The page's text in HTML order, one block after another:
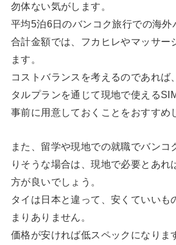
勿体ない気がします。
平均5泊6日のバンコク旅行での海外
合計金額では、フカヒレやマッサー
ます。
コストバランスを考えるのであれば
タルプランを通じて現地で使える
事前に用意しておくことをおすすめ
また、留学や現地での就職でバンコ
りそうな場合は、現地で必要とあれ
方が良いでしょう。
タイは日本と違って、安くていいも
まりありません。
価格が安ければ低スペックになりま